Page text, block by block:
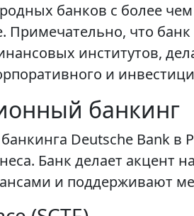
банков с более
что
институтов,
и
банкинг
Deutsche Bank в
Банк делает акцент
и поддерживают